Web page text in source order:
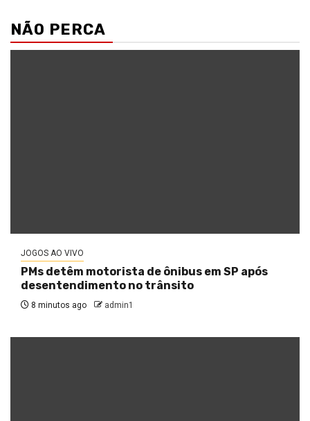
NÃO PERCA
JOGOS AO VIVO
PMs detêm motorista de ônibus em SP após
desentendimento no trânsito
8 minutos ago admin1